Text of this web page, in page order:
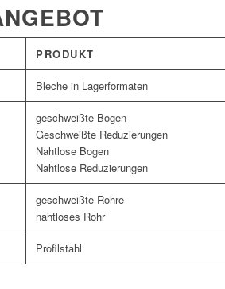
PRODUKT
Bleche in Lagerformaten
geschweißte Bogen
Geschweißte Reduzierungen
Nahtlose Bogen
Nahtlose Reduzierungen
geschweißte Rohre
nahtloses Rohr
Profilstahl